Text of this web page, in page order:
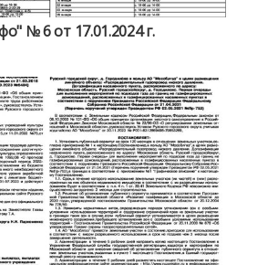
№ 6 от 17.01.2024 г.